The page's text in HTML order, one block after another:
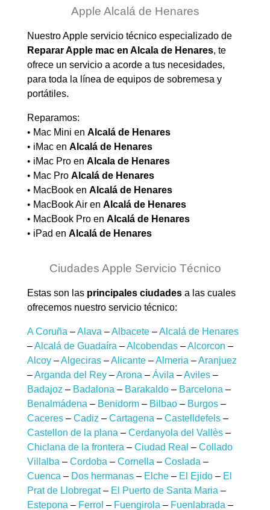
Apple Alcalá de Henares
Nuestro Apple servicio técnico especializado de
Reparar Apple mac en Alcala de Henares, te
ofrece un servicio a acorde a tus necesidades,
para toda la línea de equipos de sobremesa y
portátiles.
Reparamos:
• Mac Mini en Alcalá de Henares
• iMac en Alcalá de Henares
• iMac Pro en Alcala de Henares
• Mac Pro Alcalá de Henares
• MacBook en Alcalá de Henares
• MacBook Air en Alcalá de Henares
• MacBook Pro en Alcalá de Henares
• iPad en Alcalá de Henares
Ciudades Apple Servicio Técnico
Estas son las principales ciudades a las cuales
ofrecemos nuestro servicio técnico:
A Coruña –Alava –Albacete –Alcalá de Henares
–Alcalá de Guadaíra –Alcobendas –Alcorcon –
Alcoy –Algeciras –Alicante –Almeria –Aranjuez
–Arganda del Rey –Arona – Ávila –Aviles –
Badajoz – Badalona – Barakaldo – Barcelona –
Benalmádena – Benidorm – Bilbao – Burgos –
Caceres – Cadiz – Cartagena – Castelldefels –
Castellon de la plana – Cerdanyola del Vallès –
Chiclana de la frontera – Ciudad Real – Collado
Villalba – Cordoba – Cornella – Coslada –
Cuenca – Dos hermanas – Elche – El Ejido – El
Prat de Llobregat– El Puerto de Santa Maria –
Estepona – Ferrol – Fuengirola – Fuenlabrada –